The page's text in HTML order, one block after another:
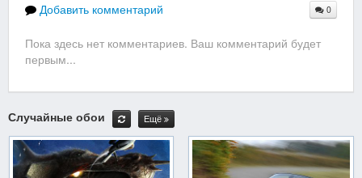
Добавить комментарий 0
Пока здесь нет комментариев. Ваш комментарий будет
первым...
Случайные обои Ещё